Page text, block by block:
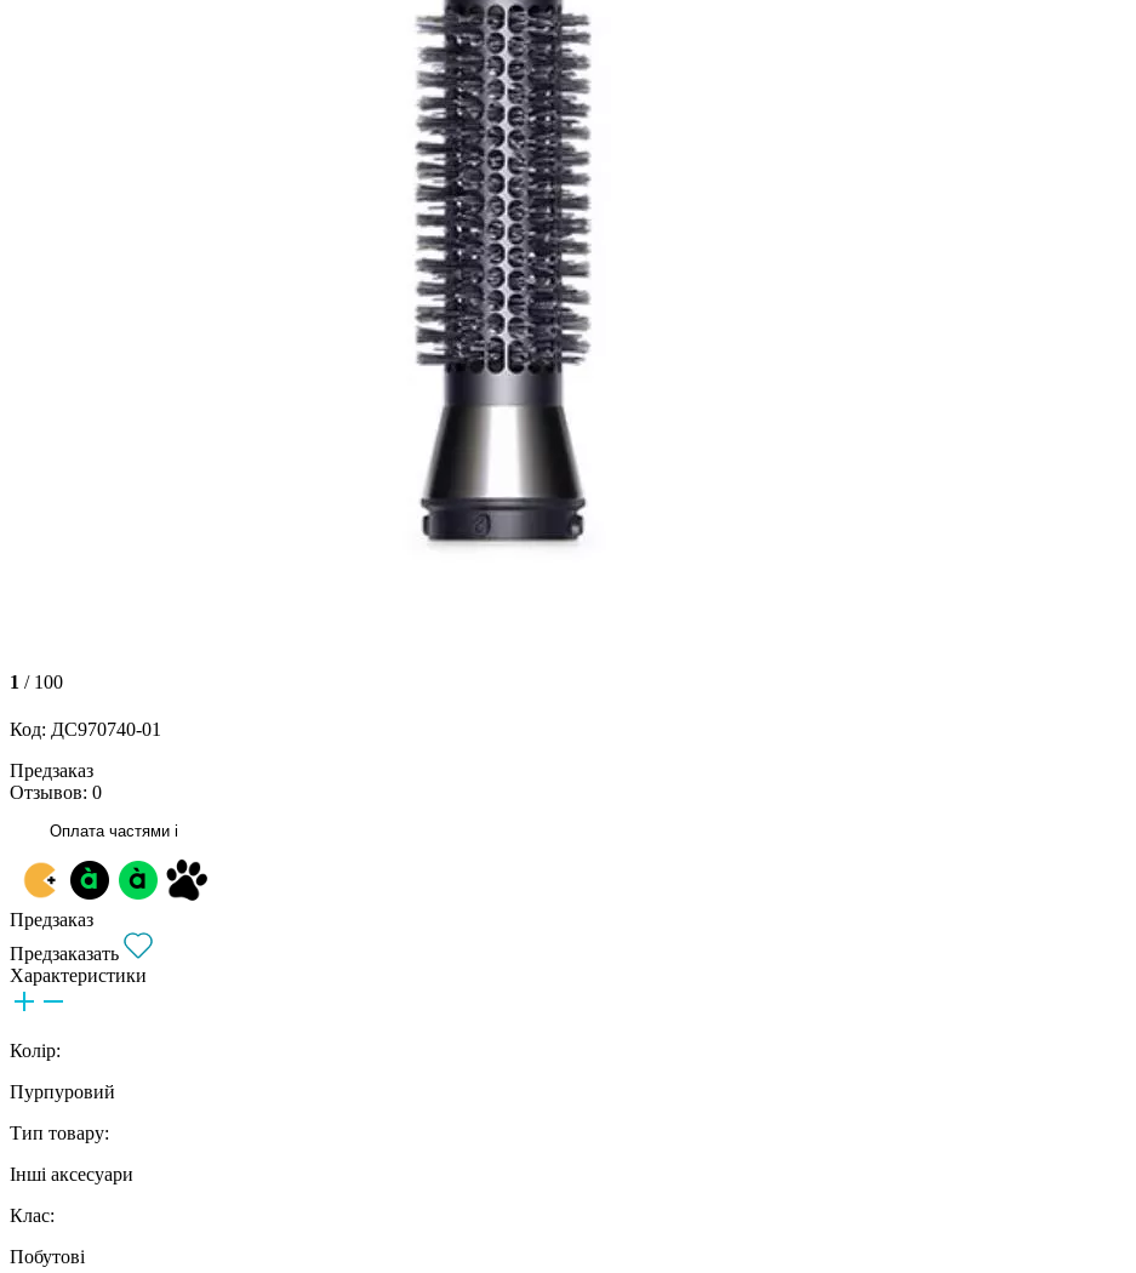
1 / 100
Код: ДС970740-01
Предзаказ
Отзывов: 0
Оплата частями i
Предзаказ
Предзаказать
Характеристики
Колір:
Пурпуровий
Тип товару:
Інші аксесуари
Клас:
Побутові